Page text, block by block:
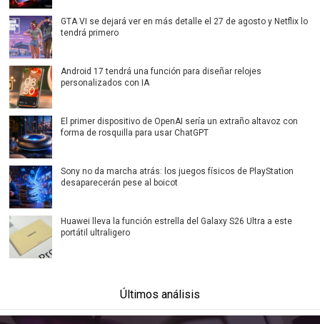
GTA VI se dejará ver en más detalle el 27 de agosto y Netflix lo
tendrá primero
Android 17 tendrá una función para diseñar relojes
personalizados con IA
El primer dispositivo de OpenAI sería un extraño altavoz con
forma de rosquilla para usar ChatGPT
Sony no da marcha atrás: los juegos físicos de PlayStation
desaparecerán pese al boicot
Huawei lleva la función estrella del Galaxy S26 Ultra a este
portátil ultraligero
Últimos análisis